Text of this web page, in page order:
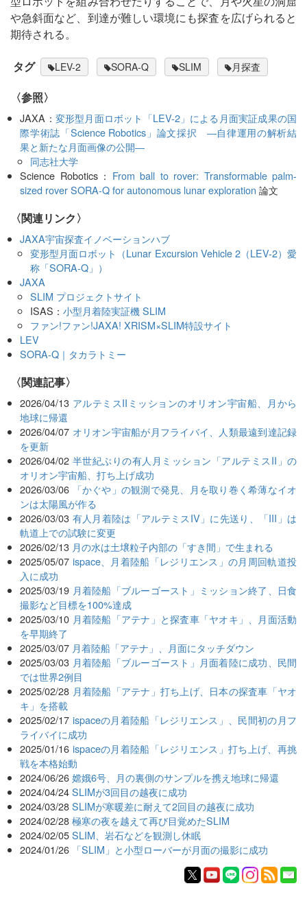
や急斜面など、到達が難しい環境にも探査を広げられると
期待される。
タグ LEV-2 SORA-Q SLIM 月探査
〈参照〉
JAXA： 変形型月面ロボット「LEV-2」による月面実証成果の国
際学術誌「Science Robotics」論文採択 ―自律運用の解析結
果と新たな月面画像の公開―
同志社大学
Science Robotics： From ball to rover: Transformable palm-
sized rover SORA-Q for autonomous lunar exploration 論文
〈関連リンク〉
JAXA宇宙探査イノベーションハブ
変形型月面ロボット（Lunar Excursion Vehicle 2（LEV-2）愛
称「SORA-Q」）
JAXA
SLIM プロジェクトサイト
ISAS： 小型月着陸実証機 SLIM
ファン!ファン!JAXA! XRISM×SLIM特設サイト
LEV
SORA-Q｜タカラトミー
関連記事
2026/04/13 アルテミスIIミッションのオリオン宇宙船、月から
地球に帰還
2026/04/07 オリオン宇宙船が月フライバイ、人類最遠到達記録
を更新
2026/04/02 半世紀ぶりの有人月ミッション「アルテミスII」の
オリオン宇宙船、打ち上げ成功
2026/03/06
「かぐや」の観測で発見、月を取り巻く希薄なイオ
ンは太陽風が作る
2026/03/03 有人月着陸は「アルテミスIV」に先送り、「III」は
軌道上での試験に変更
2026/02/13 月の水は土壌粒子内部の「すき間」で生まれる
2025/05/07 ispace、月着陸船「レジリエンス」の月周回軌道投
入に成功
2025/03/19 月着陸船「ブルーゴースト」ミッション終了、日食
撮影など目標を100%達成
2025/03/10 月着陸船「アテナ」と探査車「ヤオキ」、月面活動
を早期終了
2025/03/07 月着陸船「アテナ」、月面にタッチダウン
2025/03/03 月着陸船「ブルーゴースト」月面着陸に成功、民間
では世界2例目
2025/02/28 月着陸船「アテナ」打ち上げ、日本の探査車「ヤオ
キ」を搭載
2025/02/17 ispaceの月着陸船「レジリエンス」、民間初の月フ
ライバイに成功
2025/01/16 ispaceの月着陸船「レジリエンス」打ち上げ、再挑
戦を本格始動
2024/06/26 嫦娥6号、月の裏側のサンプルを携え地球に帰還
2024/04/24 SLIMが3回目の越夜に成功
2024/03/28 SLIMが寒暖差に耐えて2回目の越夜に成功
2024/02/28 極寒の夜を越えて再び目覚めたSLIM
2024/02/05 SLIM、岩石などを観測し休眠
2024/01/26 「SLIM」と小型ローバーが月面の撮影に成功